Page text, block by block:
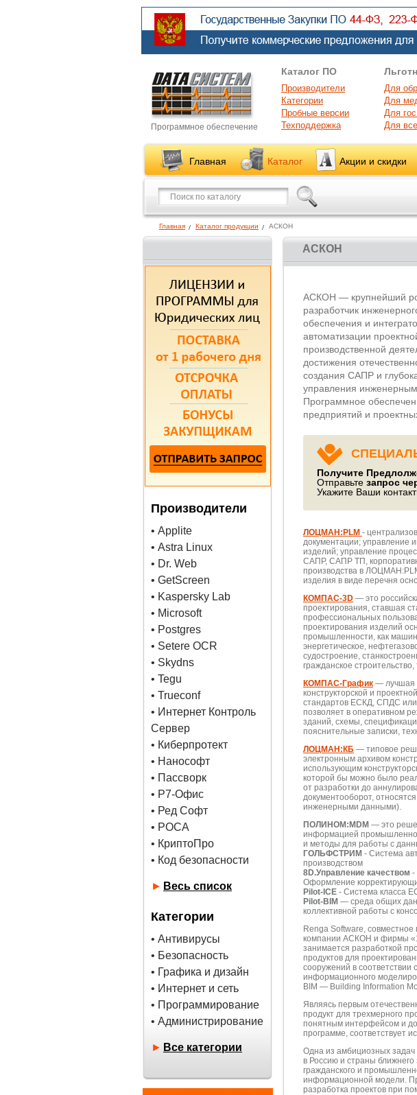
Программное обеспечение
Каталог ПО
Производители
Категории
Пробные версии
Техподдержка
Для
Для
Для
Для
Главная Каталог Акции и скидки
Главная Каталог продукции АСКОН
Производители
• Applite
• Astra Linux
• Dr. Web
• GetScreen
• Kaspersky Lab
• Microsoft
• Postgres
• Setere OCR
• Skydns
• Tegu
• Trueconf
• Интернет Контроль
Сервер
• Киберпротект
• Нанософт
• Пассворк
• Р7-Офис
• Ред Софт
• РОСА
• КриптоПро
• Код безопасности
► Весь список
Категории
• Антивирусы
• Безопасность
• Графика и дизайн
• Интернет и сеть
• Программирование
• Администрирование
► Все категории
АСКОН
АСКОН — крупнейший
разработчик
обеспечения и
автоматизации
производственной
достижения
создания САПР и
управления
Программное
предприятий и
Получите
Отправьте запрос
Укажите Ваши
ЛОЦМАН:PLM -
документации; управление
изделий; управление
САПР, САПР ТП,
производства в
изделия в виде перечня
КОМПАС-3D — это
проектирования, ставшая
профессиональных
проектирования изделий
промышленности, как
энергетическое,
судостроение,
гражданское
КОМПАС-График — лучшая
конструкторской и
стандартов ЕСКД, СПДС
позволяет в оперативном
зданий, схемы,
пояснительные записки,
ЛОЦМАН:КБ — типовое
электронным архивом
использующим
которой бы можно было
от разработки до
документооборот,
инженерными данными).
ПОЛИНОМ:MDM — это
информацией
и методы для работы с
ГОЛЬФСТРИМ - Система
производством
8D.Управление качеством -
Оформление
Pilot-ICE - Система класса
Pilot-BIM — среда общих
коллективной работы с
Renga Software, совместное
компании АСКОН и фирмы
занимается разработкой
продуктов для
сооружений в соответствии
информационного
BIM — Building Information
Являясь первым
продукт для трехмерного
понятным интерфейсом и
программе, соответствует
Одна из амбициозных задач
в Россию и страны
гражданского и
информационной модели.
разработка проектов при